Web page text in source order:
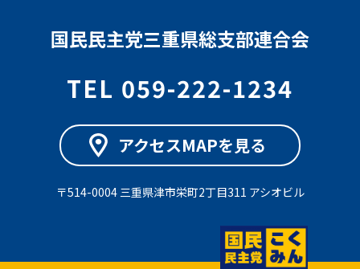
国民民主党三重県総支部連合会
TEL 059-222-1234
アクセスMAPを見る
〒514-0004 三重県津市栄町2丁目311 アシオビル